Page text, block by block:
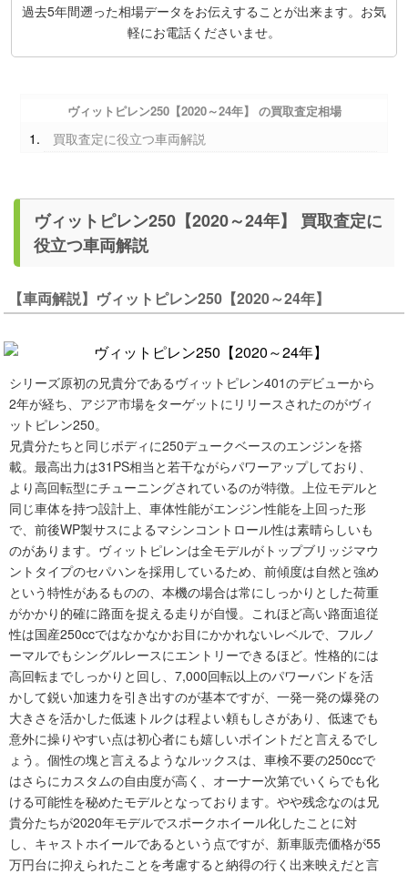
過去5年間遡った相場データをお伝えすることが出来ます。お気
軽にお電話くださいませ。
ヴィットピレン250【2020～24年】 の買取査定相場
買取査定に役立つ車両解説
ヴィットピレン250【2020～24年】 買取査定に
役立つ車両解説
【車両解説】ヴィットピレン250【2020～24年】
シリーズ原初の兄貴分であるヴィットピレン401のデビューから
2年が経ち、アジア市場をターゲットにリリースされたのがヴィ
ットピレン250。
兄貴分たちと同じボディに250デュークベースのエンジンを搭
載。最高出力は31PS相当と若干ながらパワーアップしており、
より高回転型にチューニングされているのが特徴。上位モデルと
同じ車体を持つ設計上、車体性能がエンジン性能を上回った形
で、前後WP製サスによるマシンコントロール性は素晴らしいも
のがあります。ヴィットピレンは全モデルがトップブリッジマウ
ントタイプのセパハンを採用しているため、前傾度は自然と強め
という特性があるものの、本機の場合は常にしっかりとした荷重
がかかり的確に路面を捉える走りが自慢。これほど高い路面追従
性は国産250ccではなかなかお目にかかれないレベルで、フルノ
ーマルでもシングルレースにエントリーできるほど。性格的には
高回転までしっかりと回し、7,000回転以上のパワーバンドを活
かして鋭い加速力を引き出すのが基本ですが、一発一発の爆発の
大きさを活かした低速トルクは程よい頼もしさがあり、低速でも
意外に操りやすい点は初心者にも嬉しいポイントだと言えるでし
ょう。個性の塊と言えるようなルックスは、車検不要の250ccで
はさらにカスタムの自由度が高く、オーナー次第でいくらでも化
ける可能性を秘めたモデルとなっております。やや残念なのは兄
貴分たちが2020年モデルでスポークホイール化したことに対
し、キャストホイールであるという点ですが、新車販売価格が55
万円台に抑えられたことを考慮すると納得の行く出来映えだと言